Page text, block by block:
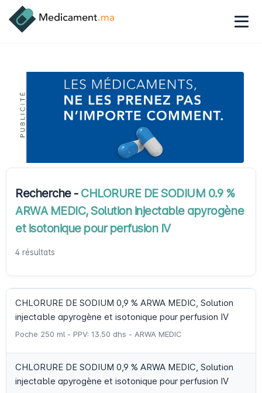
Recherche - CHLORURE DE SODIUM 0.9 %
ARWA MEDIC, Solution injectable apyrogène
et isotonique pour perfusion IV
4 résultats
CHLORURE DE SODIUM 0,9 % ARWA MEDIC, Solution
injectable apyrogène et isotonique pour perfusion IV
Poche 250 ml - PPV: 13.50 dhs - ARWA MEDIC
CHLORURE DE SODIUM 0,9 % ARWA MEDIC, Solution
injectable apyrogène et isotonique pour perfusion IV